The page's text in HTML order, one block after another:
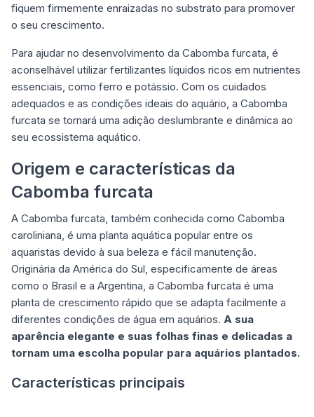
fiquem firmemente enraizadas no substrato para promover
o seu crescimento.
Para ajudar no desenvolvimento da Cabomba furcata, é
aconselhável utilizar fertilizantes líquidos ricos em nutrientes
essenciais, como ferro e potássio. Com os cuidados
adequados e as condições ideais do aquário, a Cabomba
furcata se tornará uma adição deslumbrante e dinâmica ao
seu ecossistema aquático.
Origem e características da
Cabomba furcata
A Cabomba furcata, também conhecida como Cabomba
caroliniana, é uma planta aquática popular entre os
aquaristas devido à sua beleza e fácil manutenção.
Originária da América do Sul, especificamente de áreas
como o Brasil e a Argentina, a Cabomba furcata é uma
planta de crescimento rápido que se adapta facilmente a
diferentes condições de água em aquários. A sua
aparência elegante e suas folhas finas e delicadas a
tornam uma escolha popular para aquários plantados.
Características principais